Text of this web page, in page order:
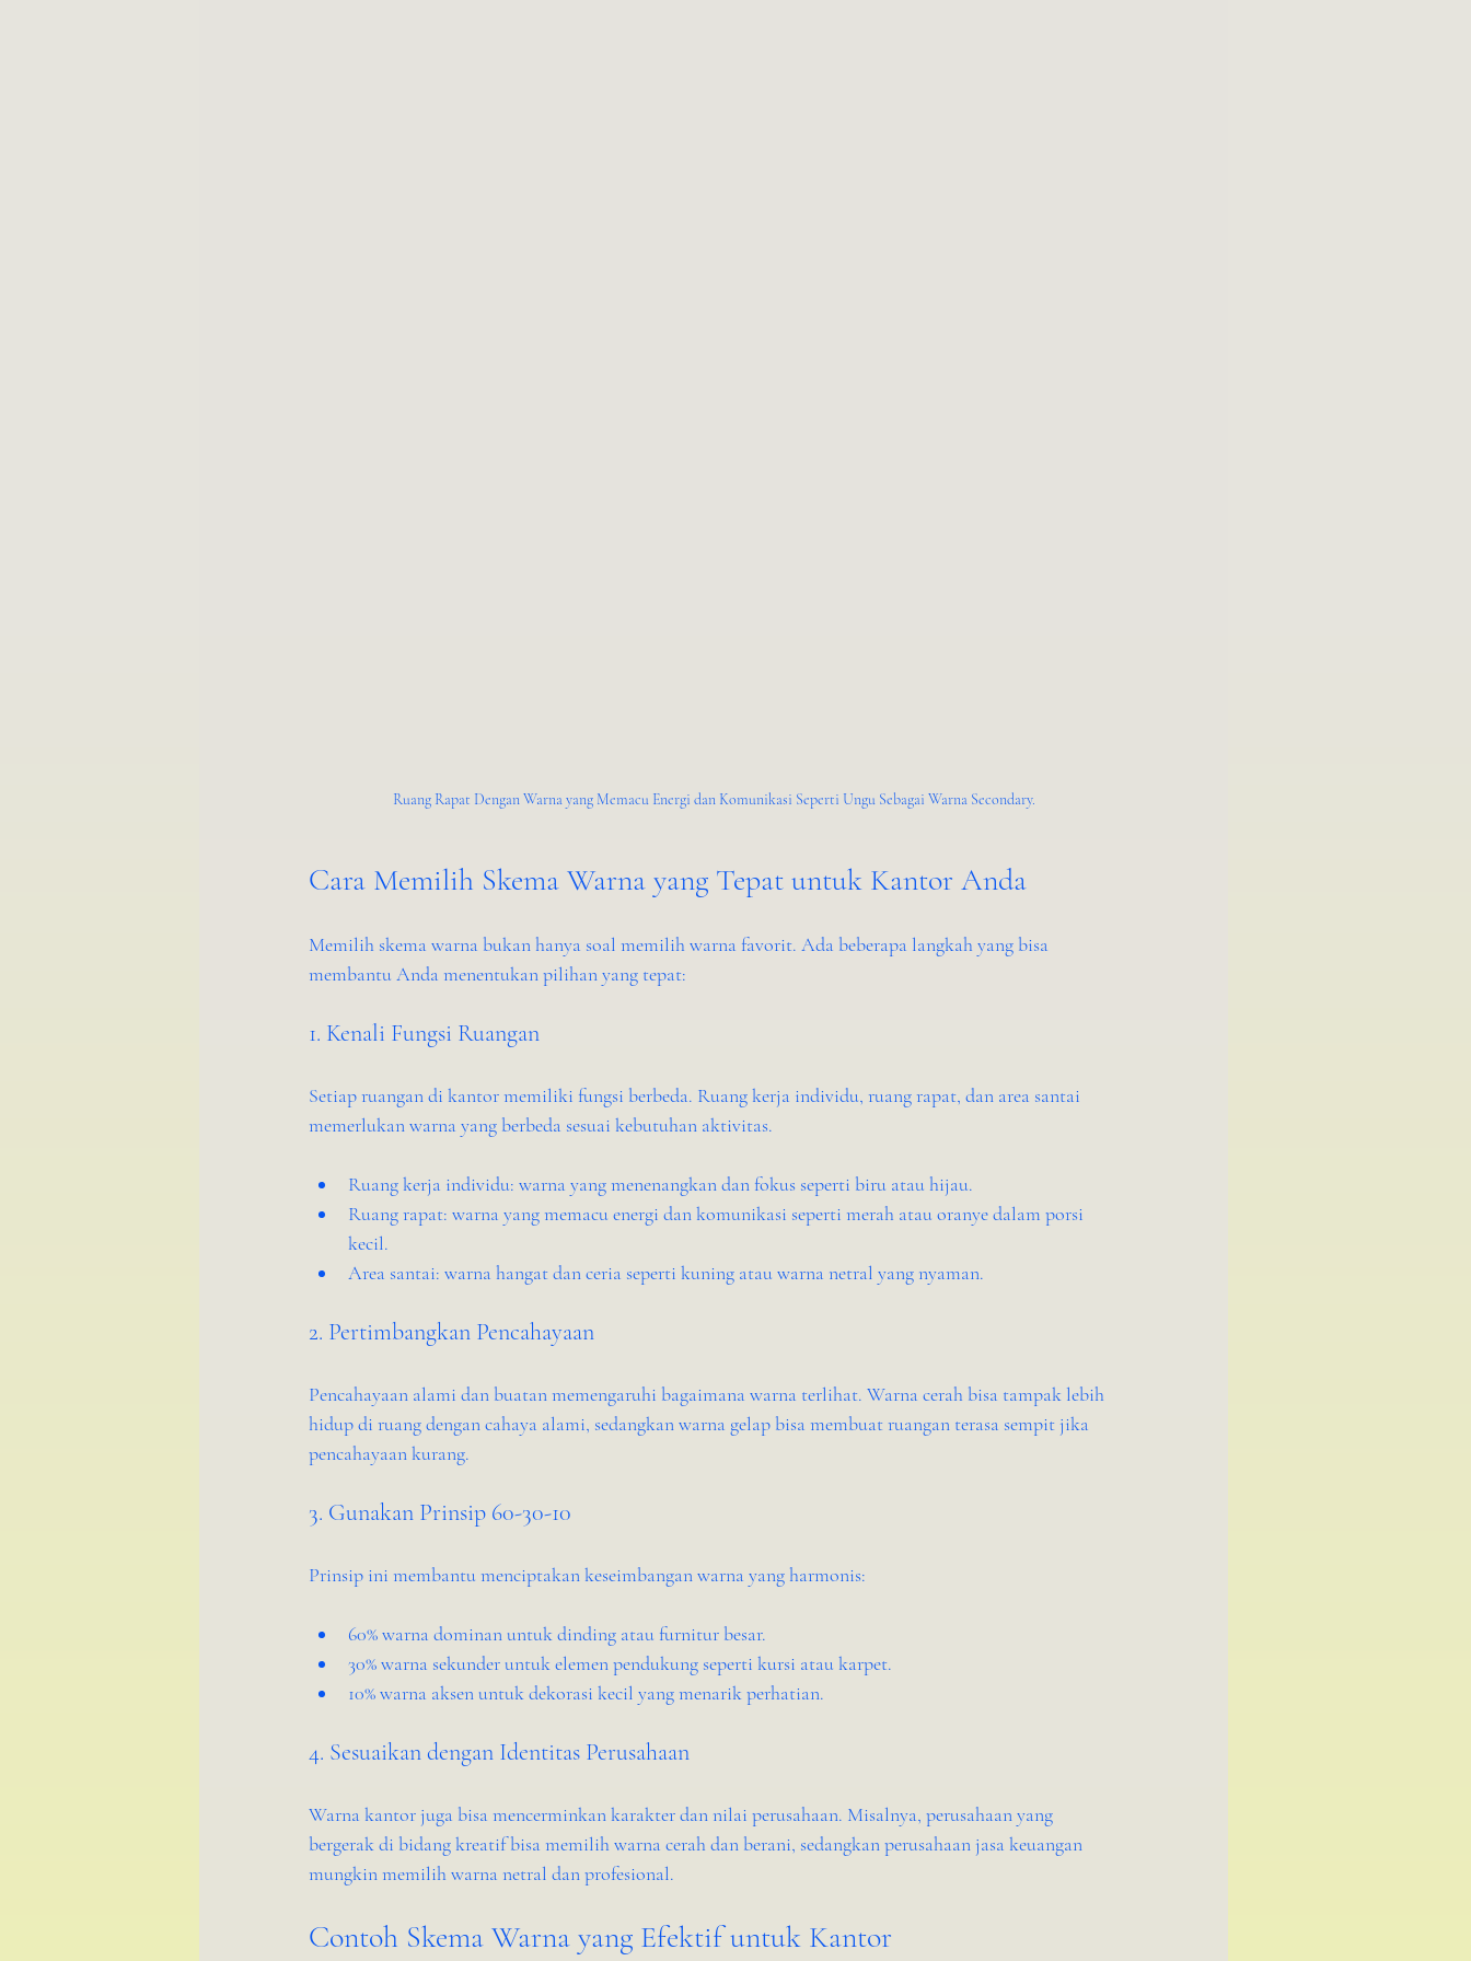
Ruang Rapat Dengan Warna yang Memacu Energi dan Komunikasi Seperti Ungu Sebagai Warna Secondary.
Cara Memilih Skema Warna yang Tepat untuk Kantor Anda
Memilih skema warna bukan hanya soal memilih warna favorit. Ada beberapa langkah yang bisa
membantu Anda menentukan pilihan yang tepat:
1. Kenali Fungsi Ruangan
Setiap ruangan di kantor memiliki fungsi berbeda. Ruang kerja individu, ruang rapat, dan area santai
memerlukan warna yang berbeda sesuai kebutuhan aktivitas.
Ruang kerja individu: warna yang menenangkan dan fokus seperti biru atau hijau.
Ruang rapat: warna yang memacu energi dan komunikasi seperti merah atau oranye dalam porsi
kecil.
Area santai: warna hangat dan ceria seperti kuning atau warna netral yang nyaman.
2. Pertimbangkan Pencahayaan
Pencahayaan alami dan buatan memengaruhi bagaimana warna terlihat. Warna cerah bisa tampak lebih
hidup di ruang dengan cahaya alami, sedangkan warna gelap bisa membuat ruangan terasa sempit jika
pencahayaan kurang.
3. Gunakan Prinsip 60-30-10
Prinsip ini membantu menciptakan keseimbangan warna yang harmonis:
60% warna dominan untuk dinding atau furnitur besar.
30% warna sekunder untuk elemen pendukung seperti kursi atau karpet.
10% warna aksen untuk dekorasi kecil yang menarik perhatian.
4. Sesuaikan dengan Identitas Perusahaan
Warna kantor juga bisa mencerminkan karakter dan nilai perusahaan. Misalnya, perusahaan yang
bergerak di bidang kreatif bisa memilih warna cerah dan berani, sedangkan perusahaan jasa keuangan
mungkin memilih warna netral dan profesional.
Contoh Skema Warna yang Efektif untuk Kantor